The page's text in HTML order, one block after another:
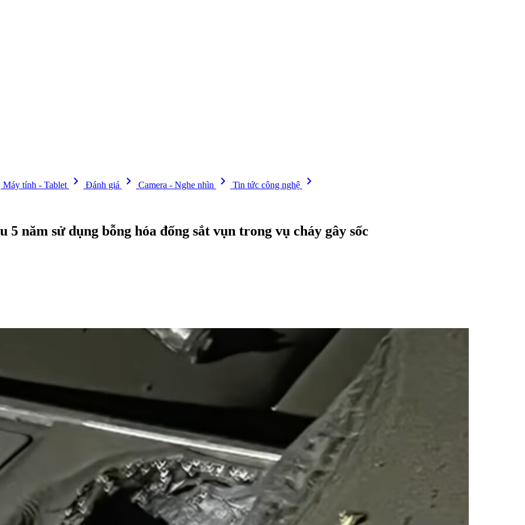
Máy tính - Tablet chevron_right Đánh giá chevron_right Camera - Nghe nhìn chevron_right Tin tức công nghệ chevron_right
5 năm sử dụng bỗng hóa đống sắt vụn trong vụ cháy gây sốc